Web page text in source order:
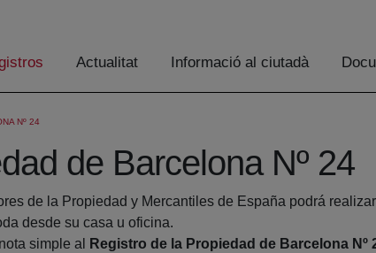
Actualitat Informació al ciutadà
Nº 24
de Barcelona Nº 24
de la Propiedad y Mercantiles de España podrá
desde su casa u oficina.
simple al
Registro de la Propiedad de Barcelona Nº